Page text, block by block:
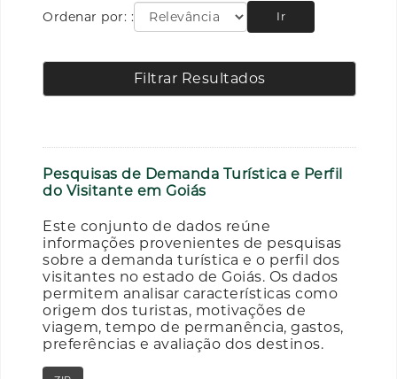
Ordenar por: Ir
Filtrar Resultados
Pesquisas de Demanda Turística e Perfil
do Visitante em Goiás
Este conjunto de dados reúne
informações provenientes de pesquisas
sobre a demanda turística e o perfil dos
visitantes no estado de Goiás. Os dados
permitem analisar características como
origem dos turistas, motivações de
viagem, tempo de permanência, gastos,
preferências e avaliação dos destinos.